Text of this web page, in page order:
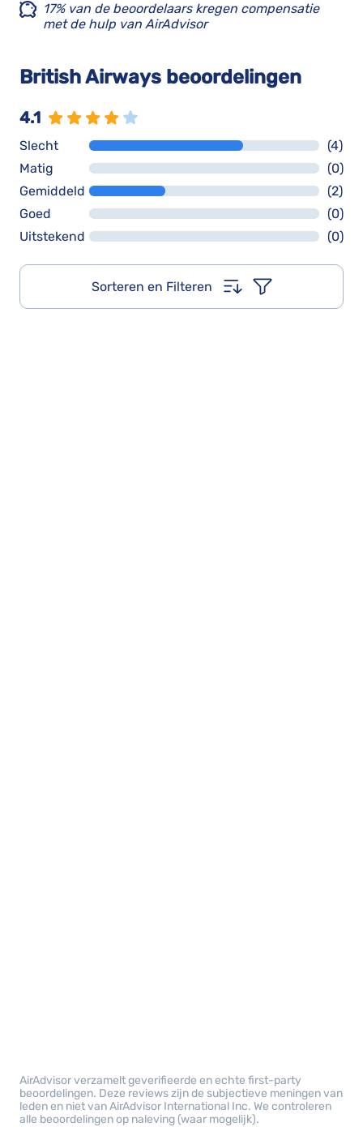
17% van de beoordelaars kregen compensatie
met de hulp van AirAdvisor
British Airways beoordelingen
4.1
Slecht
(4)
Matig
(0)
Gemiddeld
(2)
Goed
(0)
Uitstekend
(0)
Sorteren en Filteren
AirAdvisor verzamelt geverifieerde en echte first-party
beoordelingen. Deze reviews zijn de subjectieve meningen van
leden en niet van AirAdvisor International Inc. We controleren
alle beoordelingen op naleving (waar mogelijk).